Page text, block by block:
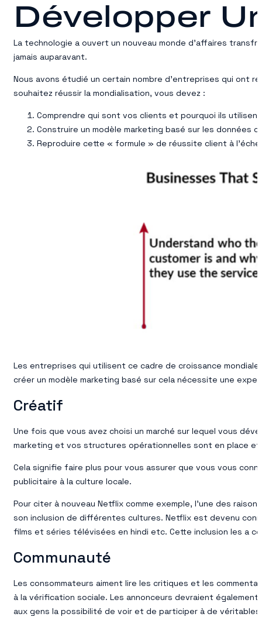
Développer
La technologie a ouvert un nouveau monde d’affaires
jamais auparavant.
Nous avons étudié un certain nombre d’entreprises qui ont
souhaitez réussir la mondialisation, vous devez :
Comprendre qui sont vos clients et pourquoi ils
Construire un modèle marketing basé sur les données
Reproduire cette « formule » de réussite client à
Les entreprises qui utilisent ce cadre de croissance
créer un modèle marketing basé sur cela nécessite une
Créatif
Une fois que vous avez choisi un marché sur lequel vous
marketing et vos structures opérationnelles sont en place
Cela signifie faire plus pour vous assurer que vous vous
publicitaire à la culture locale.
Pour citer à nouveau Netflix comme exemple, l’une des
son inclusion de différentes cultures. Netflix est devenu
films et séries télévisées en hindi etc. Cette inclusion les a
Communauté
Les consommateurs aiment lire les critiques et les
à la vérification sociale. Les annonceurs devraient
aux gens la possibilité de voir et de participer à de